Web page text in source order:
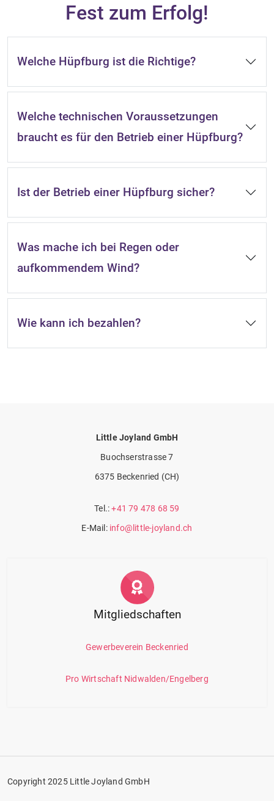
Fest zum Erfolg!
Welche Hüpfburg ist die Richtige?
Welche technischen Voraussetzungen
braucht es für den Betrieb einer Hüpfburg?
Ist der Betrieb einer Hüpfburg sicher?
Was mache ich bei Regen oder
aufkommendem Wind?
Wie kann ich bezahlen?
Little Joyland GmbH
Buochserstrasse 7
6375 Beckenried (CH)
Tel.:+41 79 478 68 59
E-Mail: info@little-joyland.ch
Mitgliedschaften
Gewerbeverein Beckenried
Pro Wirtschaft Nidwalden/Engelberg
Copyright 2025 Little Joyland GmbH